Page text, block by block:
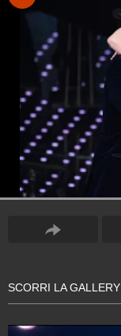
SCORRI LA GALLERY